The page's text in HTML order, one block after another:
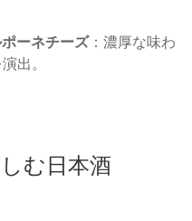
ーネチーズ：濃厚な味わ
出。
む日本酒